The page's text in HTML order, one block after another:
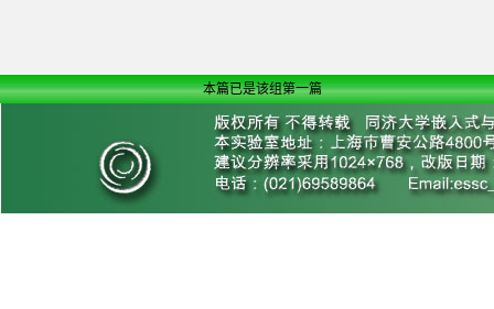
本篇已是该组第一篇